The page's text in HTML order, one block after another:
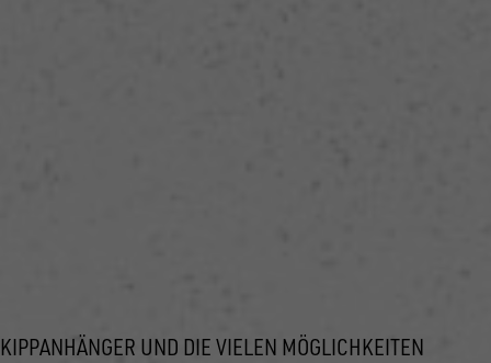
KIPPANHÄNGER UND DIE VIELEN MÖGLICHKEITEN